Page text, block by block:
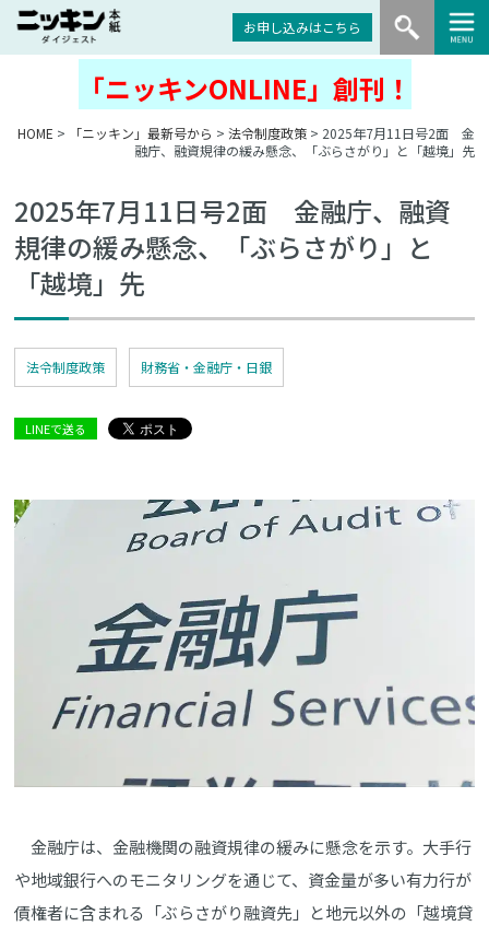
お申し込みはこちら
「ニッキンONLINE」創刊！
HOME > 「ニッキン」最新号から > 法令制度政策> 2025年7月11日号2面 金
融庁、融資規律の緩み懸念、「ぶらさがり」と「越境」先
2025年7月11日号2面 金融庁、融資
規律の緩み懸念、「ぶらさがり」と
「越境」先
法令制度政策 財務省・金融庁・日銀
LINEで送る
金融庁は、金融機関の融資規律の緩みに懸念を示す。大手行
や地域銀行へのモニタリングを通じて、資金量が多い有力行が
債権者に含まれる「ぶらさがり融資先」と地元以外の「越境貸